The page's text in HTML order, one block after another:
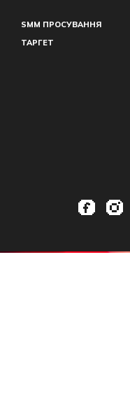
SMM ПРОСУВАННЯ
ТАРГЕТ